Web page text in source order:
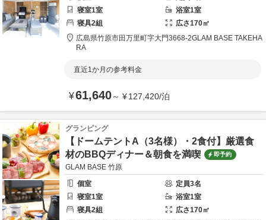
寝室1室 浴室1室
寝具2組 広さ170㎡
広島県竹原市田万里町字大門3668-2GLAM BASE TAKEHA
RA
直近1か月の参考料金
¥61,640～ ¥127,420/泊
グランピング
【ドームテントA（3名様）・2食付】厳選食
材のBBQディナー＆朝食を満喫
即予約
GLAM BASE 竹原
個室
定員3名
寝室1室 浴室1室
寝具2組 広さ170㎡